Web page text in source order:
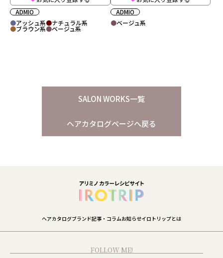
ADMIO
アッシュ系
ナチュラル系
ブラウン系 ベージュ系
ADMIO
ベージュ系
SALON WORKS一覧
ヘアカタログページへ戻る
ヘアカタログブランド記事・コラムお知らせイロトリップとは
FOLLOW ME!